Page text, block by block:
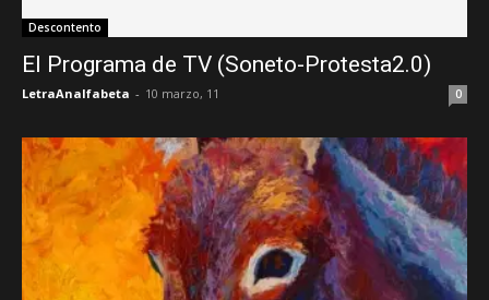
Descontento
El Programa de TV (Soneto-Protesta2.0)
LetraAnalfabeta - 10 marzo, 11 0